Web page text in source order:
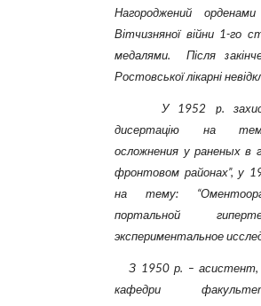
Нагороджений
Вітчизняної війни 1-го
медалями. Після
Ростовської лікарні
У 1952 p.
дисертацію на
осложнения у раненых в
фронтовом районах”, у
на тему:
портальной
экспериментальное
З 1950 р. – асистент,
кафедри